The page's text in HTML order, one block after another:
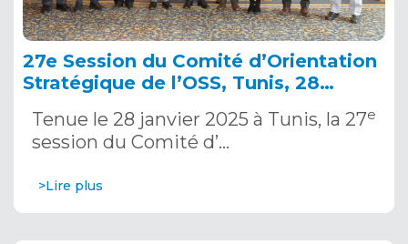
27e Session du Comité d’Orientation
Stratégique de l’OSS, Tunis, 28
Tenue le 28 janvier 2025 à Tunis, la 27e
session du Comité d’…
>Lire plus